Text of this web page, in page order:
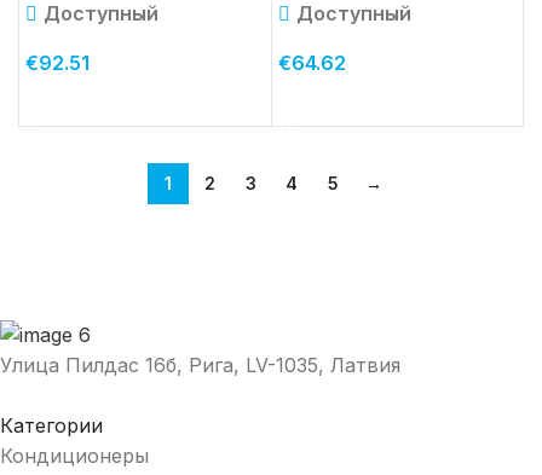
Доступный
€92.51
Доступный
€64.62
1 2 3 4 5 →
Улица Пилдас 16б, Рига, LV-1035, Латвия
Категории
Кондиционеры